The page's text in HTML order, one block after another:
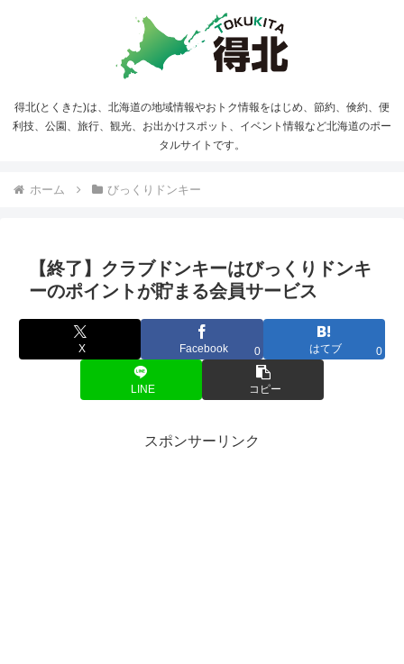
得北(とくきた)は、北海道の地域情報やおトク情報をはじめ、節約、倹約、便
利技、公園、旅行、観光、お出かけスポット、イベント情報など北海道のポー
タルサイトです。
ホーム びっくりドンキー
【終了】クラブドンキーはびっくりドンキ
ーのポイントが貯まる会員サービス
X Facebook 0 はてブ 0
LINE コピー
スポンサーリンク